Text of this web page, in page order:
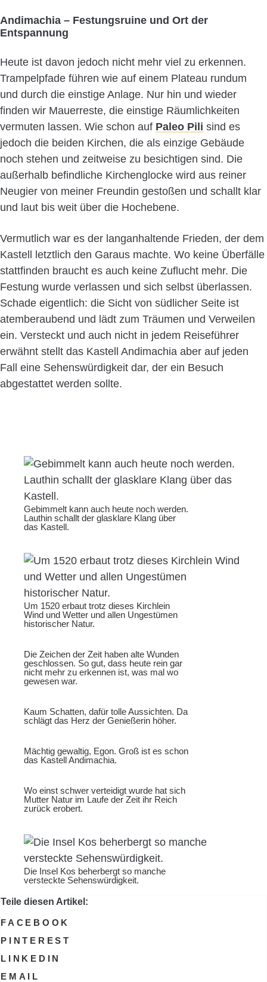
Andimachia – Festungsruine und Ort der
Entspannung
Heute ist davon jedoch nicht mehr viel zu erkennen.
Trampelpfade führen wie auf einem Plateau rundum
und durch die einstige Anlage. Nur hin und wieder
finden wir Mauerreste, die einstige Räumlichkeiten
vermuten lassen. Wie schon auf Paleo Pili sind es
jedoch die beiden Kirchen, die als einzige Gebäude
noch stehen und zeitweise zu besichtigen sind. Die
außerhalb befindliche Kirchenglocke wird aus reiner
Neugier von meiner Freundin gestoßen und schallt klar
und laut bis weit über die Hochebene.
Vermutlich war es der langanhaltende Frieden, der dem
Kastell letztlich den Garaus machte. Wo keine Überfälle
stattfinden braucht es auch keine Zuflucht mehr. Die
Festung wurde verlassen und sich selbst überlassen.
Schade eigentlich: die Sicht von südlicher Seite ist
atemberaubend und lädt zum Träumen und Verweilen
ein. Versteckt und auch nicht in jedem Reiseführer
erwähnt stellt das Kastell Andimachia aber auf jeden
Fall eine Sehenswürdigkeit dar, der ein Besuch
abgestattet werden sollte.
Gebimmelt kann auch heute noch werden.
Lauthin schallt der glasklare Klang über
das Kastell.
Um 1520 erbaut trotz dieses Kirchlein
Wind und Wetter und allen Ungestümen
historischer Natur.
Die Zeichen der Zeit haben alte Wunden
geschlossen. So gut, dass heute rein gar
nicht mehr zu erkennen ist, was mal wo
gewesen war.
Kaum Schatten, dafür tolle Aussichten. Da
schlägt das Herz der Genießerin höher.
Mächtig gewaltig, Egon. Groß ist es schon
das Kastell Andimachia.
Wo einst schwer verteidigt wurde hat sich
Mutter Natur im Laufe der Zeit ihr Reich
zurück erobert.
Die Insel Kos beherbergt so manche
versteckte Sehenswürdigkeit.
Teile diesen Artikel:
FACEBOOK
PINTEREST
LINKEDIN
EMAIL